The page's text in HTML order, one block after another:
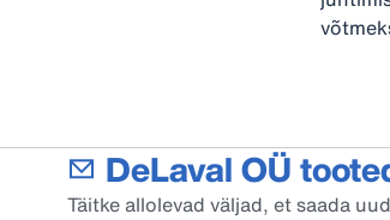
DeLaval OÜ
Täitke allolevad väljad, et saada